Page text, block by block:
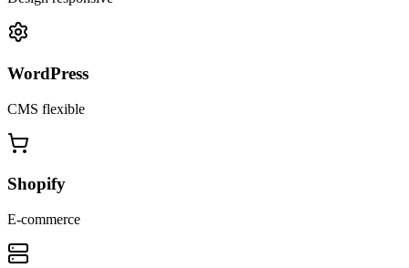
WordPress
CMS flexible
Shopify
E-commerce